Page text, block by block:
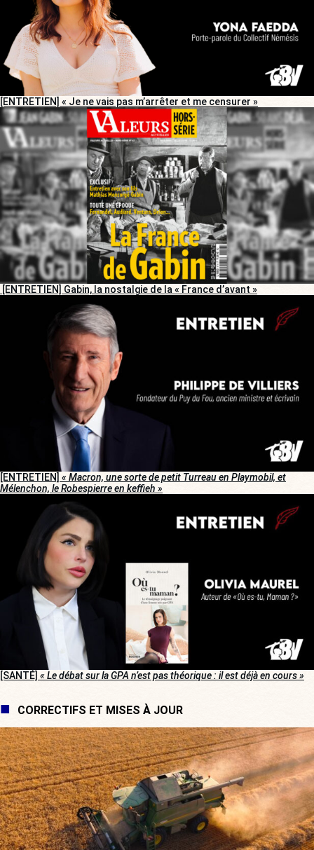
[ENTRETIEN] « Je ne vais pas m’arrêter et me censurer »
[ENTRETIEN] Gabin, la nostalgie de la « France d’avant »
[ENTRETIEN] « Macron, une sorte de petit Turreau en Playmobil, et
Mélenchon, le Robespierre en keffieh »
[SANTÉ] « Le débat sur la GPA n’est pas théorique : il est déjà en cours »
CORRECTIFS ET MISES À JOUR